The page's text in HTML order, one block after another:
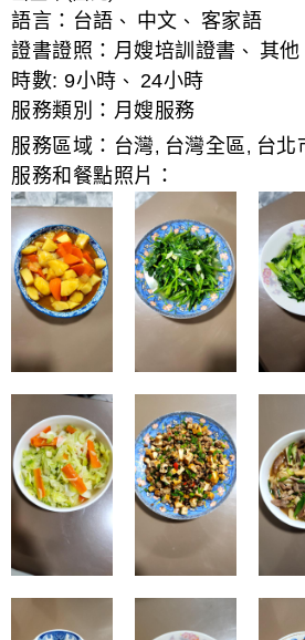
語言： 台語 、 中文 、 客家語
證書證照： 月嫂培訓證書 、 其他
時數: 9小時 、
24小時
服務類別： 月嫂服務
服務區域： 台灣, 台灣全區 , 台北
服務和餐點照片：